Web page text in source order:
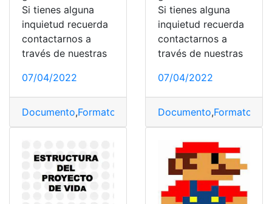
Si tienes alguna
inquietud recuerda
contactarnos a
través de nuestras
07/04/2022
Documento,Formato Microsoft,microsoft word
Si tienes alguna
inquietud recuerda
contactarnos a
través de nuestras
07/04/2022
Documento,Formato